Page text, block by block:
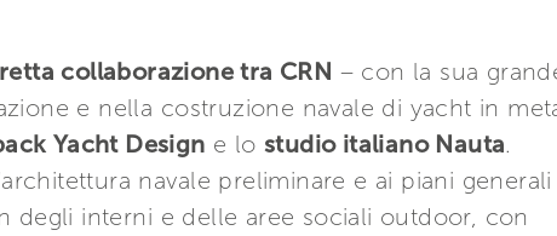
collaborazione tra CRN – con la sua
e nella costruzione navale di yacht in
Yacht Design e lo studio italiano Nauta.
navale preliminare e ai piani generali
degli interni e delle aree sociali outdoor, con